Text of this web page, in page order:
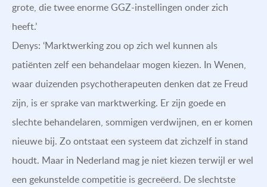
grote, die twee enorme GGZ-instellingen onder zich
heeft.’
Denys: ‘Marktwerking zou op zich wel kunnen als
patiënten zelf een behandelaar mogen kiezen. In Wenen,
waar duizenden psychotherapeuten denken dat ze Freud
zijn, is er sprake van marktwerking. Er zijn goede en
slechte behandelaren, sommigen verdwijnen, en er komen
nieuwe bij. Zo ontstaat een systeem dat zichzelf in stand
houdt. Maar in Nederland mag je niet kiezen terwijl er wel
een gekunstelde competitie is gecreëerd. De slechtste